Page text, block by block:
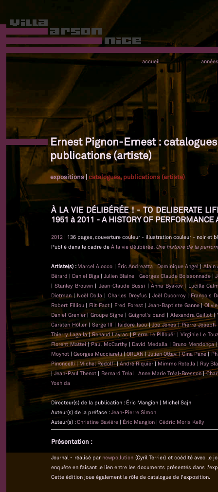
accueil années
Ernest Pignon-Ernest :
publications (artiste)
expositions|catalogues, publications (artiste)
À LA VIE DÉLIBÉRÉE ! - TO DELIBERATE
1951 à 2011 - A HISTORY OF
2012 | 136 pages, couverture couleur - illustration couleur - noir et
Publié dans le cadre de À la vie délibérée, Une histoire de la
Artiste(s) : Marcel Alocco | Éric Andreatta|Dominique Angel|Alain
Bérard | Daniel Biga |Julien Blaine | Georges Claude Boissonnade|
|Stanley Brouwn| Jean-Claude Bussi |Anna Byskov| Lucille
Dietman| Noël Dolla | Charles Dreyfus | Joël Ducorroy| François
Robert Filliou| Filt Fact| Fred Forest| Jean-Baptiste Ganne|
Daniel Grenier|Groupe Signe | Guignol's band | Alexandra Guillot|
Carsten Höller| Serge III | Isidore Isou|Joe Jones|Pierre Joseph
Thierry Lagalla|Renaud Layrac|Pierre Le Pillouër | Virginie Le
Florent Mattei|Paul McCarthy| David Medalla | Bruno Mendonça
Moynot |Georges Mucciarelli|ORLAN|Julien Ottavi|Gina Pane|
Pinoncelli|Michel Redolfi|André Riquier| Mimmo Rotella | Ruy
|Jean-Paul Thenot | Bernard Tréal | Anne Marie Tréal-Bresson|
Yoshida
Directeur(s) de la publication : Éric Mangion | Michel Sajn
Auteur(s) de la préface :Jean-Pierre Simon
Auteur(s) :Christine Bavière | Éric Mangion | Cédric Moris Kelly
Présentation :
Journal - réalisé par newpollution (Cyril Terrier) et coédité avec le
enquête en faisant le lien entre les documents présentés dans
Cette édition joue également le rôle de catalogue de l'exposition.